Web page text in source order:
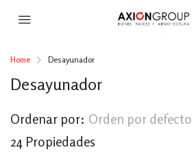
Home Desayunador
Desayunador
24 Propiedades
Ordenar por: Orden por defecto